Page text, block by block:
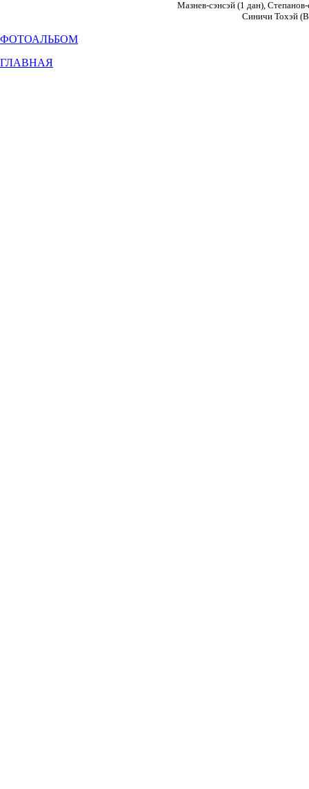
Мазнев-сэнсэй (1 дан),
Синичи Тохэй
ФОТОАЛЬБОМ
ГЛАВНАЯ